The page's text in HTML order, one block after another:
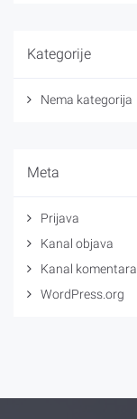
Kategorije
Nema kategorija
Meta
Prijava
Kanal objava
Kanal komentara
WordPress.org